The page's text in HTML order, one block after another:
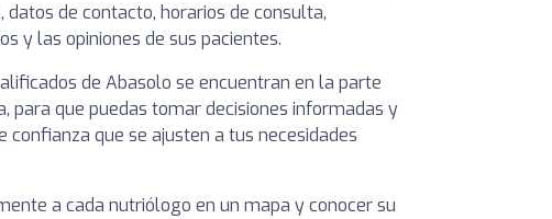
datos de contacto, horarios de consulta,
y las opiniones de sus pacientes.
de Abasolo se encuentran en la parte
para que puedas tomar decisiones informadas y
confianza que se ajusten a tus necesidades
a cada nutriólogo en un mapa y conocer su